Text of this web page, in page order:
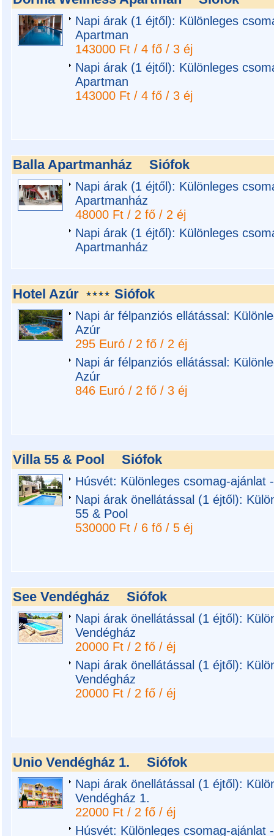
Napi árak (1 éjtől): Különleges
Apartman
143000 Ft / 4 fő / 3 éj
Napi árak (1 éjtől): Különleges
Apartman
143000 Ft / 4 fő / 3 éj
Balla Apartmanház Siófok
Napi árak (1 éjtől): Különleges
Apartmanház
48000 Ft / 2 fő / 2 éj
Napi árak (1 éjtől): Különleges
Apartmanház
Hotel Azúr Siófok
Napi ár félpanziós ellátással:
Azúr
295 Euró / 2 fő / 2 éj
Napi ár félpanziós ellátással:
Azúr
846 Euró / 2 fő / 3 éj
Villa 55 & Pool Siófok
Húsvét: Különleges csomag-ajánlat
Napi árak önellátással (1 éjtől):
55 & Pool
530000 Ft / 6 fő / 5 éj
See Vendégház Siófok
Napi árak önellátással (1 éjtől):
Vendégház
20000 Ft / 2 fő / éj
Napi árak önellátással (1 éjtől):
Vendégház
20000 Ft / 2 fő / éj
Unio Vendégház 1. Siófok
Napi árak önellátással (1 éjtől):
Vendégház 1.
22000 Ft / 2 fő / éj
Húsvét: Különleges csomag-ajánlat